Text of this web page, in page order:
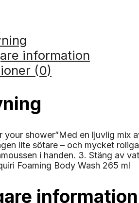
information
(0)
your shower”Med en ljuvlig mix
lite sötare – och mycket
i handen. 3. Stäng av
Foaming Body Wash 265 ml
information